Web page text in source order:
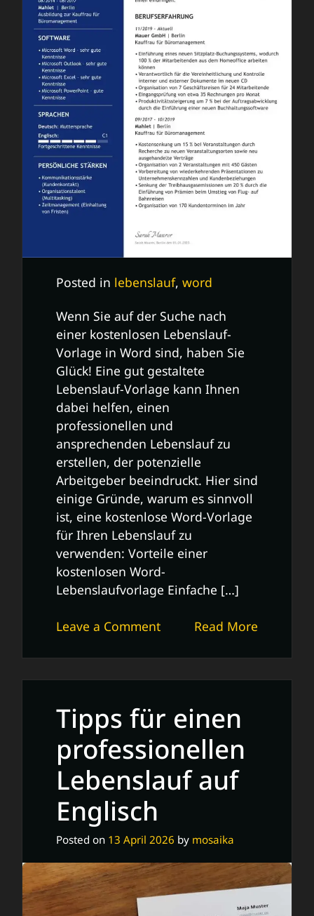
Posted in lebenslauf, word
Wenn Sie auf der Suche nach
einer kostenlosen Lebenslauf-
Vorlage in Word sind, haben Sie
Glück! Eine gut gestaltete
Lebenslauf-Vorlage kann Ihnen
dabei helfen, einen
professionellen und
ansprechenden Lebenslauf zu
erstellen, der potenzielle
Arbeitgeber beeindruckt. Hier sind
einige Gründe, warum es sinnvoll
ist, eine kostenlose Word-Vorlage
für Ihren Lebenslauf zu
verwenden: Vorteile einer
kostenlosen Word-
Lebenslaufvorlage Einfache […]
Read More
Leave a Commenton
Word-
Lebenslaufvorlage:
und
Tipps für einen
professionellen
Lebenslauf auf
Englisch
Posted on 13 April 2026 by mosaika